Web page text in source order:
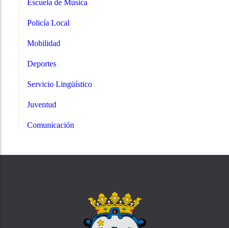
Escuela de Música
Policía Local
Mobilidad
Deportes
Servicio Lingüístico
Juventud
Comunicación